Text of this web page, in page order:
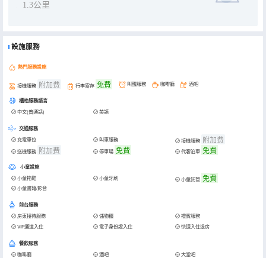
1.3公里
設施服務
熱門服務設施
接機服務 附加费 行李寄存 免費 叫醒服務 咖啡廳 酒吧
櫃枱服務語言
中文(普通話) 英語
交通服務
充電車位 叫車服務 接機服務 附加费
送機服務 附加费 停車場 免費 代客泊車 免費
小童設施
小童拖鞋 小童牙刷 小童託管 免費
小童書籍/影音
前台服務
房東接待服務 儲物櫃
禮賓服務
VIP通道入住
電子身份證入住 快速入住退房
餐飲服務
咖啡廳 酒吧
大堂吧